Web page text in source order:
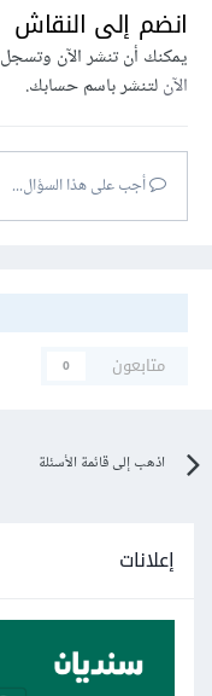
انضم إلى النقاش
يمكنك أن تنشر الآن
الآنلتنشر باسم حسابك.
أجب على هذا السؤال...
متابعون
0
اذهب إلى قائمة الأسئلة
إعلانات